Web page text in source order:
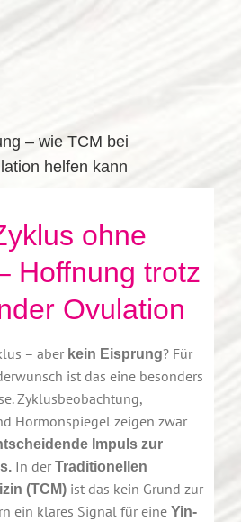
– wie TCM bei
helfen kann
ohne
Hoffnung trotz
Ovulation
– aber kein Eisprung? Für
ist das eine besonders
Zyklusbeobachtung,
Hormonspiegel zeigen zwar
Impuls zur
In der Traditionellen
(TCM)ist das kein Grund zur
ein klares Signal für eine Yin-